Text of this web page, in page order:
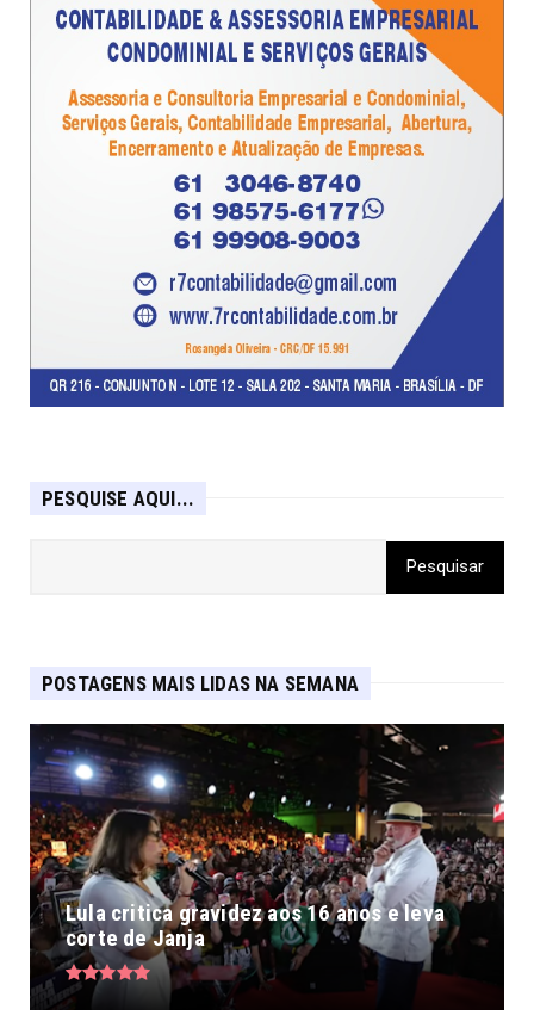
PESQUISE AQUI...
POSTAGENS MAIS LIDAS NA SEMANA
Lula critica gravidez aos 16 anos e leva
corte de Janja